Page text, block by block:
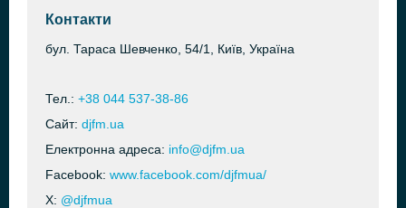
Контакти
бул. Тараса Шевченко, 54/1, Київ, Україна
Тел.: +38 044 537-38-86
Сайт: djfm.ua
Електронна адреса: info@djfm.ua
Facebook: www.facebook.com/djfmua/
X: @djfmua